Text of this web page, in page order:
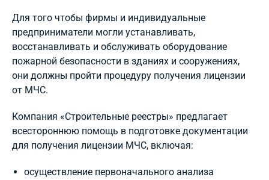
Для того чтобы фирмы и индивидуальные
предприниматели могли устанавливать,
восстанавливать и обслуживать оборудование
пожарной безопасности в зданиях и сооружениях,
они должны пройти процедуру получения лицензии
от МЧС.
Компания «Строительные реестры» предлагает
всестороннюю помощь в подготовке документации
для получения лицензии МЧС, включая:
осуществление первоначального анализа